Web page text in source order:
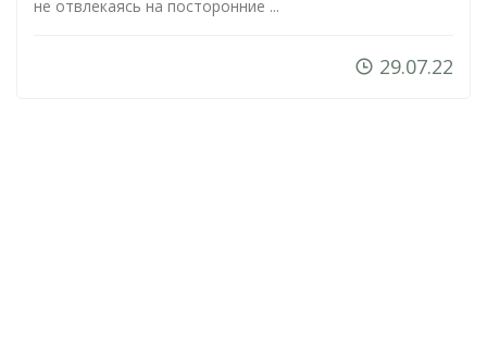
не отвлекаясь на посторонние ...
29.07.22